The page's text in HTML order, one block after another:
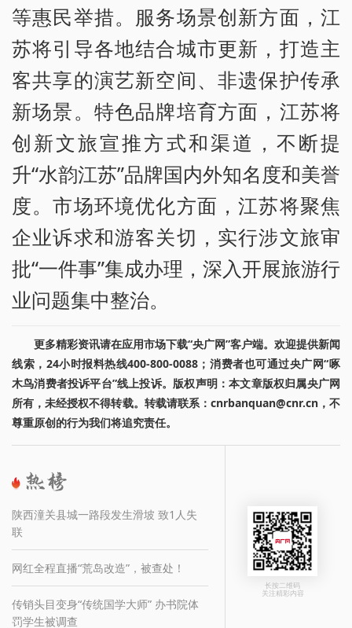
等惠民举措。服务场景创新方面，江
苏将引导各地结合城市更新，打造主
客共享的演艺新空间、非遗保护传承
新场景。特色品牌培育方面，江苏将
创新文旅宣推方式和渠道，不断提
升“水韵江苏”品牌国内外知名度和美誉
度。市场环境优化方面，江苏将聚焦
企业诉求和游客关切，实行涉文旅审
批“一件事”集成办理，深入开展旅游行
业问题集中整治。
更多精彩资讯请在应用市场下载“央广网”客户端。欢迎提供新闻
线索，24小时报料热线400-800-0088；消费者也可通过央广网“啄
木鸟消费者投诉平台”线上投诉。版权声明：本文章版权归属央广网
所有，未经授权不得转载。转载请联系：cnrbanquan@cnr.cn，不
尊重原创的行为我们将追究责任。
陕西潼关县城一路段发生滑坡 致1人失
联
网红全程直播“荒岛改造”，被查处！
传销头目变身“传统国学大师” 办书院体
罚学生被调查
长按二维码
关注精彩内容